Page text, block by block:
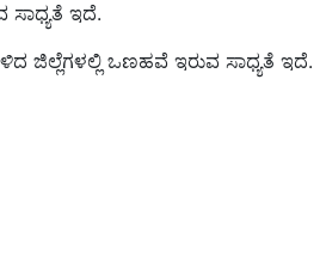
ಇದೆ.
ಜಿಲ್ಲೆಗಳಲ್ಲಿ ಒಣಹವೆ ಇರುವ ಸಾಧ್ಯತೆ ಇದೆ.